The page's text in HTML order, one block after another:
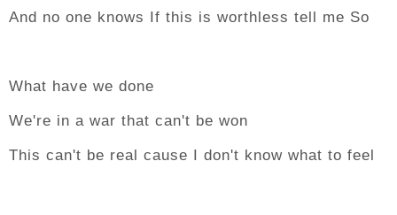
And no one knows If this is worthless tell me So
What have we done
We're in a war that can't be won
This can't be real cause I don't know what to feel